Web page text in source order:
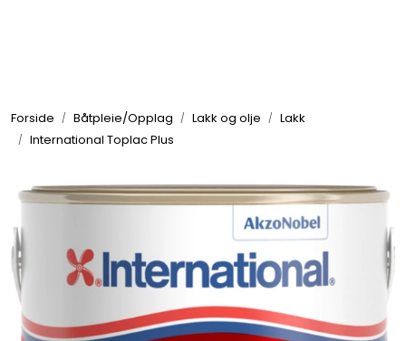
Forside Båtpleie/Opplag Lakk og olje
Lakk
International Toplac Plus
Elektrisk
Bygg/Innredning